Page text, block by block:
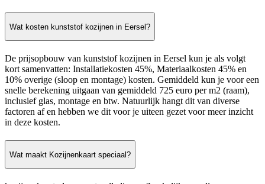
Wat kosten kunststof kozijnen in Eersel?
De prijsopbouw van kunststof kozijnen in Eersel kun je als volgt
kort samenvatten: Installatiekosten 45%, Materiaalkosten 45% en
10% overige (sloop en montage) kosten. Gemiddeld kun je voor een
snelle berekening uitgaan van gemiddeld 725 euro per m2 (raam),
inclusief glas, montage en btw. Natuurlijk hangt dit van diverse
factoren af en hebben we dit voor je uiteen gezet voor meer inzicht
in deze kosten.
Wat maakt Kozijnenkaart speciaal?